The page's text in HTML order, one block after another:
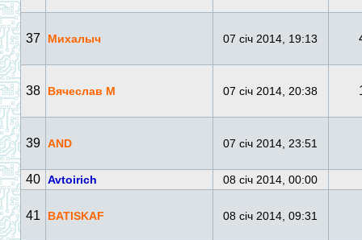
37 Михалыч 07 січ 2014, 19:13
38 Вячеслав М 07 січ 2014, 20:38
39 AND 07 січ 2014, 23:51
40 Avtoirich 08 січ 2014, 00:00
41 BATISKAF 08 січ 2014, 09:31